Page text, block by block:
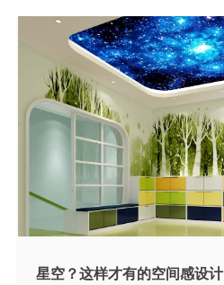
星空？这样才有的空间感设计